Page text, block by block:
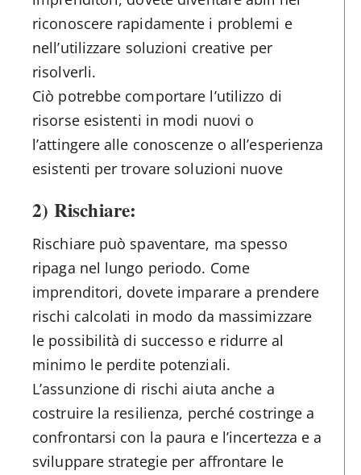
riconoscere rapidamente i problemi e
nell’utilizzare soluzioni creative per
risolverli.
Ciò potrebbe comportare l’utilizzo di
risorse esistenti in modi nuovi o
l’attingere alle conoscenze o all’esperienza
esistenti per trovare soluzioni nuove
2) Rischiare:
Rischiare può spaventare, ma spesso
ripaga nel lungo periodo. Come
imprenditori, dovete imparare a prendere
rischi calcolati in modo da massimizzare
le possibilità di successo e ridurre al
minimo le perdite potenziali.
L’assunzione di rischi aiuta anche a
costruire la resilienza, perché costringe a
confrontarsi con la paura e l’incertezza e a
sviluppare strategie per affrontare le